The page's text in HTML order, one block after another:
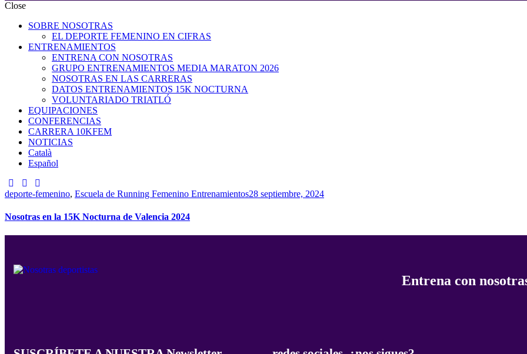
Close
SOBRE NOSOTRAS
EL DEPORTE FEMENINO EN CIFRAS
ENTRENAMIENTOS
ENTRENA CON NOSOTRAS
GRUPO ENTRENAMIENTOS MEDIA MARATON 2026
NOSOTRAS EN LAS CARRERAS
DATOS ENTRENAMIENTOS 15K NOCTURNA
VOLUNTARIADO TRIATLÓ
EQUIPACIONES
CONFERENCIAS
CARRERA 10KFEM
NOTICIAS
Català
Español
deporte-femenino, Escuela de Running Femenino Entrenamientos28 septiembre, 2024
Nosotras en la 15K Nocturna de Valencia 2024
Entrena con